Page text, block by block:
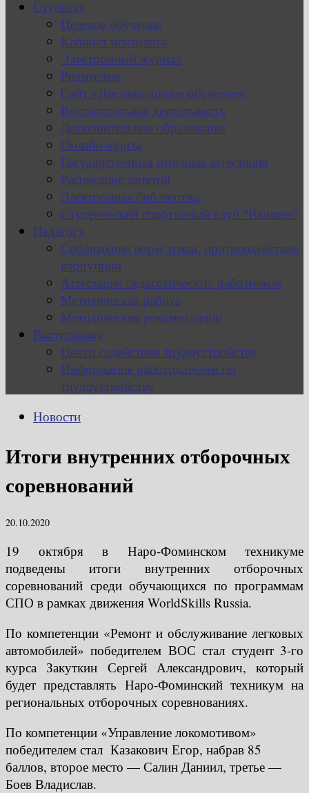
Студенту
Целевое обучение
Кабинет психолога
Электронный журнал
Родителям
Сайт «Дистанционное обучение»
Воспитательная деятельность
Дополнительное образование
Онлайн-курсы
Государственная итоговая аттестация
Расписание занятий
Электронная библиотека
Студенческий спортивный клуб “Вымпел”
Педагогу
Соблюдение норм этики, противодействие
коррупции
Аттестация педагогических работников
Методическая работа
Методические рекомендации
Выпускнику
Центр содействия трудоустройству
Информация работодателям по
трудоустройству
Новости
Итоги внутренних отборочных
соревнований
20.10.2020
19 октября в Наро-Фоминском техникуме
подведены итоги внутренних отборочных
соревнований среди обучающихся по программам
СПО в рамках движения WorldSkills Russia.
По компетенции «Ремонт и обслуживание легковых
автомобилей» победителем ВОС стал студент 3-го
курса Закуткин Сергей Александрович, который
будет представлять Наро-Фоминский техникум на
региональных отборочных соревнованиях.
По компетенции «Управление локомотивом»
победителем стал Казакович Егор, набрав 85
баллов, второе место — Салин Даниил, третье —
Боев Владислав.